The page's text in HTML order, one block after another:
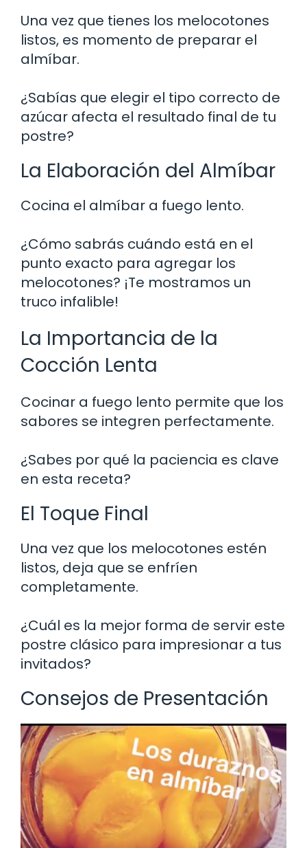
Una vez que tienes los melocotones
listos, es momento de preparar el
almíbar.
¿Sabías que elegir el tipo correcto de
azúcar afecta el resultado final de tu
postre?
La Elaboración del Almíbar
Cocina el almíbar a fuego lento.
¿Cómo sabrás cuándo está en el
punto exacto para agregar los
melocotones? ¡Te mostramos un
truco infalible!
La Importancia de la
Cocción Lenta
Cocinar a fuego lento permite que los
sabores se integren perfectamente.
¿Sabes por qué la paciencia es clave
en esta receta?
El Toque Final
Una vez que los melocotones estén
listos, deja que se enfríen
completamente.
¿Cuál es la mejor forma de servir este
postre clásico para impresionar a tus
invitados?
Consejos de Presentación